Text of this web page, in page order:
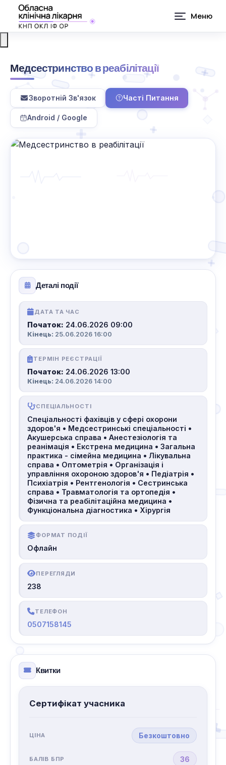
Медсестринство в реабілітації
Зворотній Зв'язок Часті Питання
G Android / Google
Деталі події
ДАТА ТА ЧАС
Початок: 24.06.2026 09:00
Кінець: 25.06.2026 16:00
ТЕРМІН РЕЄСТРАЦІЇ
Початок: 24.06.2026 13:00
Кінець: 24.06.2026 14:00
СПЕЦІАЛЬНОСТІ
Спеціальності фахівців у сфері охорони
здоров'я • Медсестринські спеціальності •
Акушерська справа • Анестезіологія та
реанімація • Екстрена медицина • Загальна
практика - сімейна медицина • Лікувальна
справа • Оптометрія • Організація і
управління охороною здоров'я • Педіатрія •
Психіатрія • Рентгенологія • Сестринська
справа • Травматологія та ортопедія •
Фізична та реабілітаційна медицина •
Функціональна діагностика • Хірургія
ФОРМАТ ПОДІЇ
Офлайн
ПЕРЕГЛЯДИ
238
ТЕЛЕФОН
0507158145
Квитки
Сертифікат учасника
Безкоштовно
36